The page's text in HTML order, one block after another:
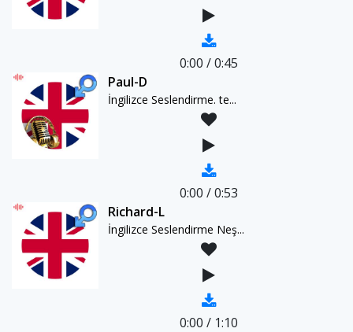
0:00 /0:45
Paul-D
İngilizce Seslendirme. te...
0:00 /0:53
Richard-L
İngilizce Seslendirme Neş...
0:00 / 1:10